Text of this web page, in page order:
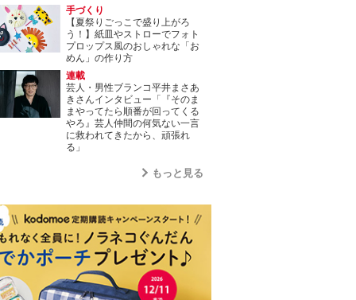
手づくり
【夏祭りごっこで盛り上がろ
う！】紙皿やストローでフォト
プロップス風のおしゃれな「お
めん」の作り方
連載
芸人・男性ブランコ平井まさあ
きさんインタビュー「『そのま
まやってたら順番が回ってくる
やろ』芸人仲間の何気ない一言
に救われてきたから、頑張れ
る」
もっと見る